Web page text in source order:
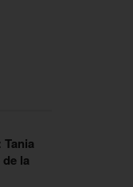
Tania
de la